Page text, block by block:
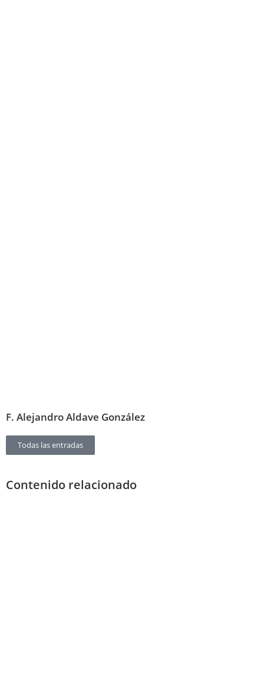
F. Alejandro Aldave González
Todas las entradas
Contenido relacionado